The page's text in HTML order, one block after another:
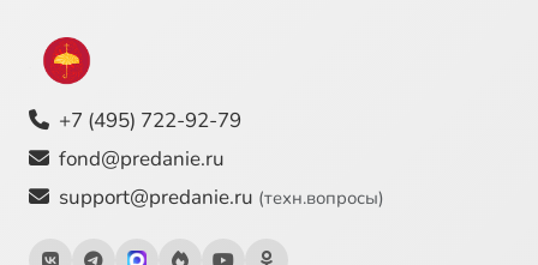
+7 (495) 722-92-79
fond@predanie.ru
support@predanie.ru (техн.вопросы)